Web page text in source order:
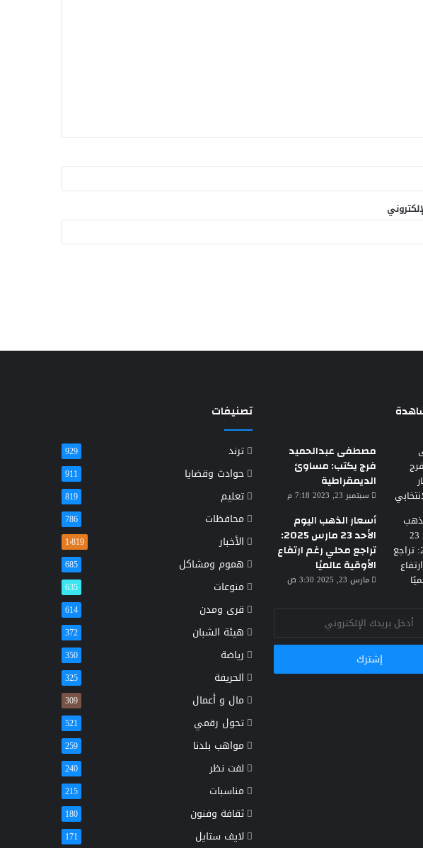
مصطفى عبدالحميد
فرج يكتب: مساوئ
الديمقراطية
سبتمبر 23, 2023 7:18 م
أسعار الذهب اليوم
الأحد 23 مارس 2025:
تراجع محلي رغم ارتفاع
الأوقية عالميًا
مارس 23, 2025 3:30 ص
تصنيفات
ترند 929
حوادث وقضايا 911
تعليم 819
محافظات 786
الأخبار 1٬819
هموم ومشاكل 685
منوعات 635
قرى ومدن 614
هيئة الشبان 372
رياضة 350
الحريفة 325
مال و أعمال 309
تحول رقمي 521
مواهب بلدنا 259
لفت نظر 240
مناسبات 215
ثقافة وفنون 180
لايف ستايل 171